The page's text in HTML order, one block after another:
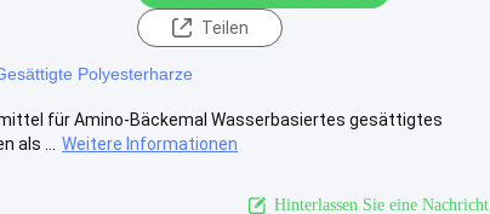
Teilen
Polyesterharze
für Amino-Bäckemal Wasserbasiertes gesättigtes
als ...
Weitere Informationen
Hinterlassen Sie eine Nachricht